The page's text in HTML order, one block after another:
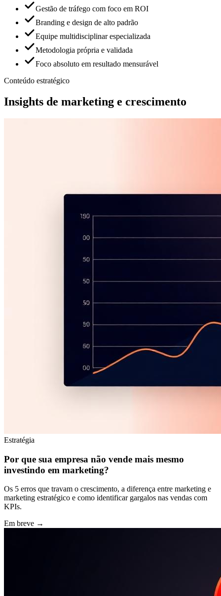
Gestão de tráfego com foco em ROI
Branding e design de alto padrão
Equipe multidisciplinar especializada
Metodologia própria e validada
Foco absoluto em resultado mensurável
Conteúdo estratégico
Insights de marketing e crescimento
Estratégia
Por que sua empresa não vende mais mesmo
investindo em marketing?
Os 5 erros que travam o crescimento, a diferença entre marketing e
marketing estratégico e como identificar gargalos nas vendas com
KPIs.
Em breve →